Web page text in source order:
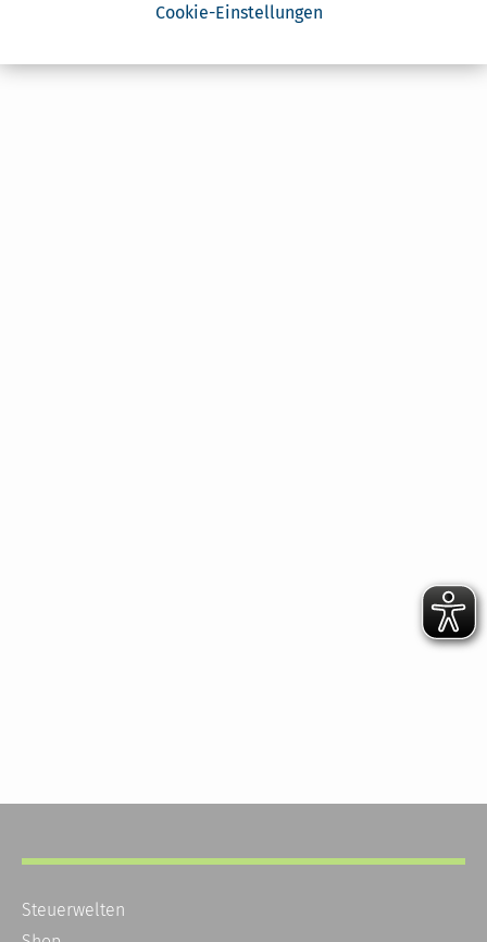
Cookie-Einstellungen
Steuerwelten